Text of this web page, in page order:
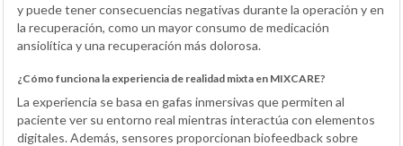
y puede tener consecuencias negativas durante la operación y en
la recuperación, como un mayor consumo de medicación
ansiolítica y una recuperación más dolorosa.
¿Cómo funciona la experiencia de realidad mixta en MIXCARE?
La experiencia se basa en gafas inmersivas que permiten al
paciente ver su entorno real mientras interactúa con elementos
digitales. Además, sensores proporcionan biofeedback sobre